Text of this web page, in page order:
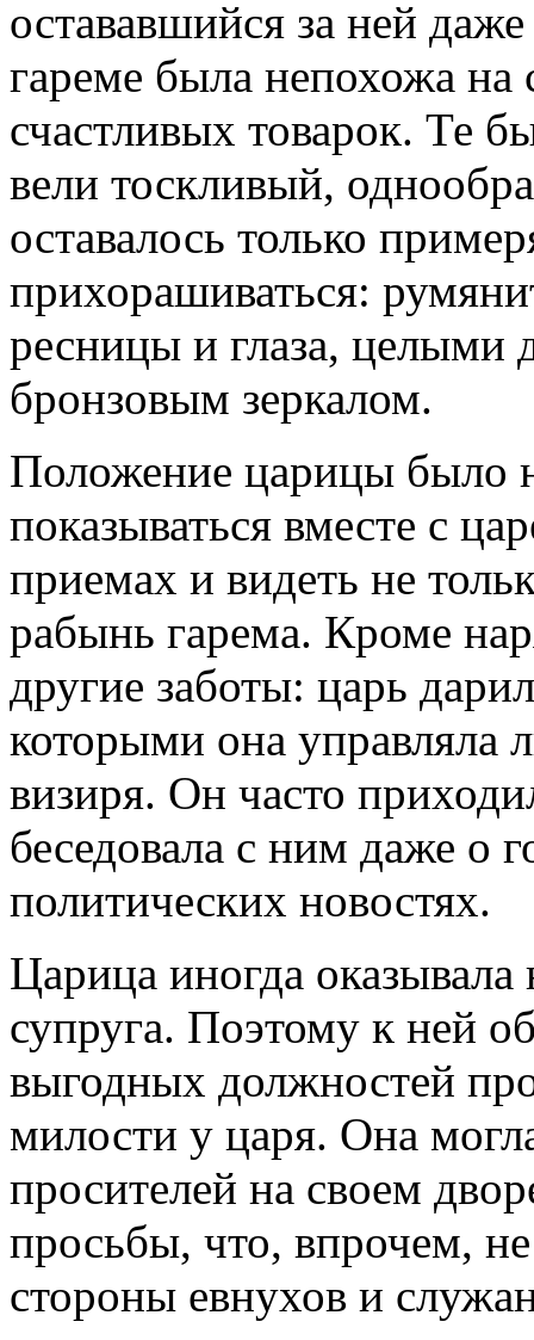
остававшийся за ней
гареме была непохожа на
счастливых товарок. Те
вели тоскливый,
оставалось только
прихорашиваться:
ресницы и глаза, целыми
бронзовым зеркалом.
Положение царицы было
показываться вместе с
приемах и видеть не
рабынь гарема. Кроме
другие заботы: царь
которыми она управляла
визиря. Он часто
беседовала с ним даже о
политических новостях.
Царица иногда оказывала
супруга. Поэтому к ней
выгодных должностей
милости у царя. Она
просителей на своем
просьбы, что, впрочем,
стороны евнухов и